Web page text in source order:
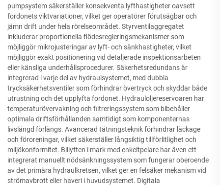
pumpsystem säkerställer konsekventa lyfthastigheter oavsett
fordonets viktvariationer, vilket ger operatörer förutsägbar och
jämn drift under hela rörelseområdet. Styrventilaggregatet
inkluderar proportionella flödesregleringsmekanismer som
möjliggör mikrojusteringar av lyft- och sänkhastigheter, vilket
möjliggör exakt positionering vid detaljerade inspektionsarbeten
eller känsliga underhållsprocedurer. Säkerhetsredundans är
integrerad i varje del av hydraulsystemet, med dubbla
trycksäkerhetsventiler som förhindrar övertryck och skyddar både
utrustning och det upplyfta fordonet. Hydrauloljereservoaren har
temperaturövervakning och filtreringssystem som bibehåller
optimala driftsförhållanden samtidigt som komponenternas
livslängd förlängs. Avancerad tätnings­teknik förhindrar läckage
och föroreningar, vilket säkerställer långsiktig tillförlitlighet och
miljökonformitet. Billyften i mark med enkeltpelare har även ett
integrerat manuellt nödsänkningssystem som fungerar oberoende
av det primära hydraulkretsen, vilket ger en felsäker mekanism vid
strömavbrott eller haveri i huvudsystemet. Digitala